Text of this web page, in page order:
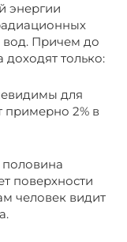
энергии
вод. Причем до
доходят только:
для
примерно 2% в
поверхности
человек видит